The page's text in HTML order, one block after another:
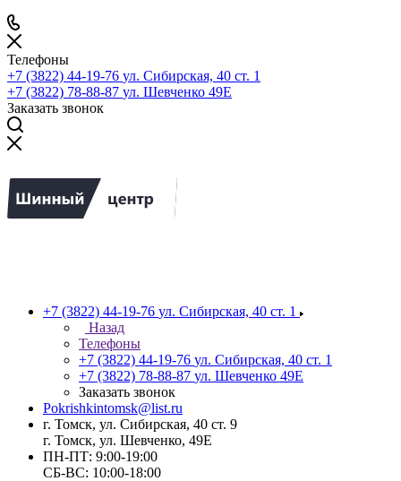
Телефоны
+7 (3822) 44-19-76 ул. Сибирская, 40 ст. 1
+7 (3822) 78-88-87 ул. Шевченко 49Е
Заказать звонок
+7 (3822) 44-19-76 ул. Сибирская, 40 ст. 1
Назад
Телефоны
+7 (3822) 44-19-76 ул. Сибирская, 40 ст. 1
+7 (3822) 78-88-87 ул. Шевченко 49Е
Заказать звонок
Pokrishkintomsk@list.ru
г. Томск, ул. Сибирская, 40 ст. 9
г. Томск, ул. Шевченко, 49Е
ПН-ПТ: 9:00-19:00
СБ-ВС: 10:00-18:00